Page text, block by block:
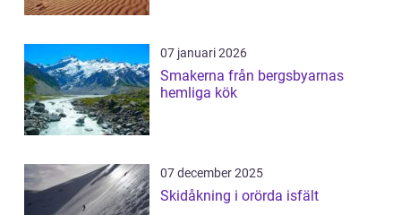
07 januari 2026
Smakerna från bergsbyarnas
hemliga kök
07 december 2025
Skidåkning i orörda isfält